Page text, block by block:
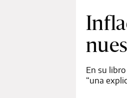
En su
“una